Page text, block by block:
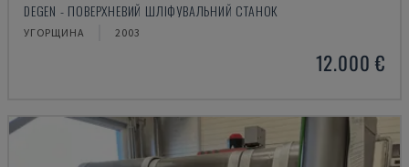
DEGEN - ПОВЕРХНЕВИЙ ШЛІФУВАЛЬНИЙ СТАНОК
УГОРЩИНА 2003
12.000 €